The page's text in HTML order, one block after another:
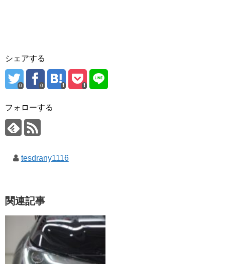
シェアする
0 0
フォローする
tesdrany1116
関連記事